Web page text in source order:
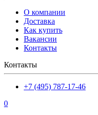
О компании
Доставка
Как купить
Вакансии
Контакты
Контакты
+7 (495) 787-17-46
0